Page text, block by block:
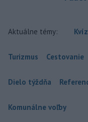
Aktuálne témy:
Turizmus Cestovanie
Dielo týždňa
Komunálne voľby